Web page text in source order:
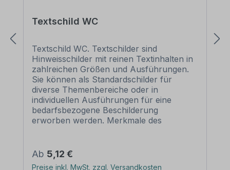
Textschild WC
Textschild WC. Textschilder sind
Hinweisschilder mit reinen Textinhalten in
zahlreichen Größen und Ausführungen.
Sie können als Standardschilder für
diverse Themenbereiche oder in
individuellen Ausführungen für eine
bedarfsbezogene Beschilderung
erworben werden. Merkmale des
Selbstklebende Folie PVC - Hartschaum 3
mm Aluminium 2 mm
Regulärer Preis:
Ab 5,12 €
Preise inkl. MwSt. zzgl. Versandkosten